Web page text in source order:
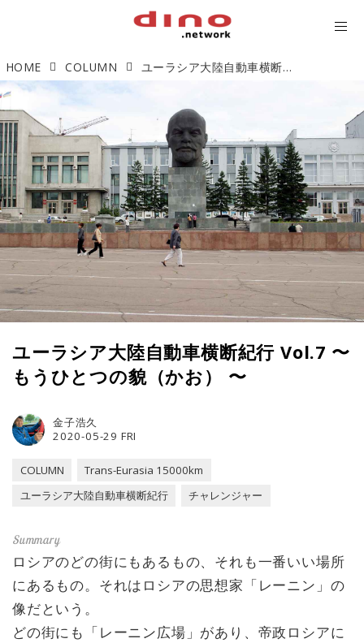
HOME COLUMN ユーラシア大陸自動車横断紀行 Vol.7 〜もうひとつの貌（かお） 〜
ユーラシア大陸自動車横断紀行 Vol.7 〜
もうひとつの貌（かお） 〜
2020-05-29 FRI
金子浩久
COLUMN
Trans-Eurasia 15000km
ユーラシア大陸自動車横断紀行
チャレンジャー
ロシアのどの街にもあるもの、それも一番いい場所
にあるもの。それはロシアの思想家「レーニン」の
像だという。
どの街にも「レーニン広場」があり、帝政ロシアに